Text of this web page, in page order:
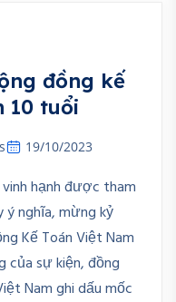
đồng kế
10 tuổi
19/10/2023
hạnh được tham
nghĩa, mừng kỷ
Kế Toán Việt Nam
sự kiện, đồng
Nam ghi dấu mốc